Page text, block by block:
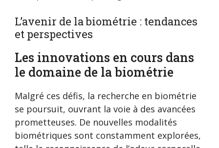
L’avenir de la biométrie : tendances
et perspectives
Les innovations en cours dans
le domaine de la biométrie
Malgré ces défis, la recherche en biométrie
se poursuit, ouvrant la voie à des avancées
prometteuses. De nouvelles modalités
biométriques sont constamment explorées,